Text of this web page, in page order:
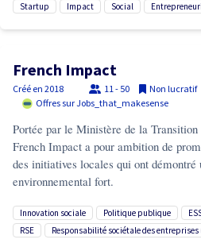
startup impact social
French Impact
Créé en 2018 11 - 50 Non lucratif
Offres sur Jobs_that_makesense
Portée par le Ministère de la
French Impact a pour ambition de
des initiatives locales qui ont
environnemental fort.
innovation sociale politique publique
RSE
responsabilité sociétale des entreprises